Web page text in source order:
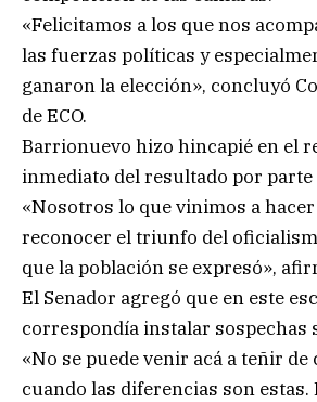
«Felicitamos a los que nos
las fuerzas políticas y
ganaron la elección», concluyó
de ECO.
Barrionuevo hizo hincapié en el
inmediato del resultado por parte
«Nosotros lo que vinimos a hacer
reconocer el triunfo del
que la población se expresó»,
El Senador agregó que en este
correspondía instalar sospechas
«No se puede venir acá a teñir de
cuando las diferencias son estas.